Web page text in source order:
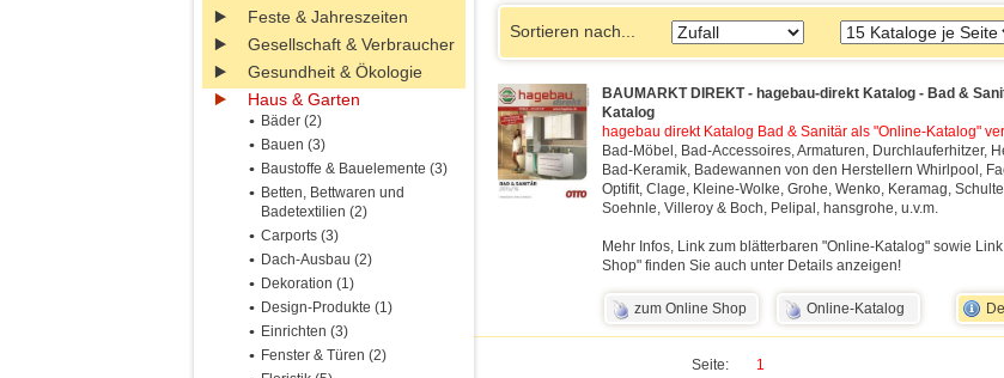
Feste & Jahreszeiten
Gesellschaft & Verbraucher
Gesundheit & Ökologie
Haus & Garten
Bäder (2)
Bauen (3)
Baustoffe & Bauelemente (3)
Betten, Bettwaren und
Badetextilien (2)
Carports (3)
Dach-Ausbau (2)
Dekoration (1)
Design-Produkte (1)
Einrichten (3)
Fenster & Türen (2)
Sortieren nach...
BAUMARKT DIREKT - hagebau-direkt Katalog - Bad &
Katalog
hagebau direkt Katalog Bad & Sanitär als "Online-Katalog"
Bad-Möbel, Bad-Accessoires, Armaturen, Durchlauferhitzer,
Bad-Keramik, Badewannen von den Herstellern Whirlpool,
Optifit, Clage, Kleine-Wolke, Grohe, Wenko, Keramag,
Soehnle, Villeroy & Boch, Pelipal, hansgrohe, u.v.m.
Mehr Infos, Link zum blätterbaren "Online-Katalog" sowie
Shop" finden Sie auch unter Details anzeigen!
Online-Katalog
zum Online Shop
Seite: 1